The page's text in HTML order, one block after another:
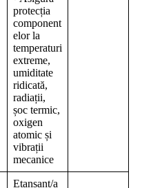
protecția
component
elor la
temperaturi
extreme,
umiditate
ridicată,
radiații,
șoc termic,
oxigen
atomic și
vibrații
mecanice
Etanșant/a